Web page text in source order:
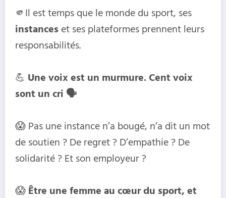
🫵Il est temps que le monde du sport, ses
instances et ses plateformes prennent leurs
responsabilités.
💪 Une voix est un murmure. Cent voix
sont un cri 🗣
😱 Pas une instance n’a bougé, n’a dit un mot
de soutien ? De regret ? D’empathie ? De
solidarité ? Et son employeur ?
😱 Être une femme au cœur du sport, et